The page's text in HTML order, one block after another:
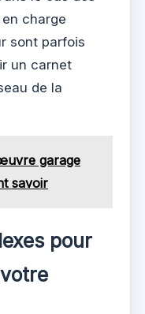
charge
sont parfois
un carnet
de la
garage
savoir
pour